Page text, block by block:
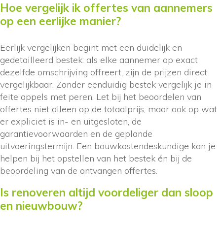
Hoe vergelijk ik offertes van aannemers
op een eerlijke manier?
Eerlijk vergelijken begint met een duidelijk en
gedetailleerd bestek: als elke aannemer op exact
dezelfde omschrijving offreert, zijn de prijzen direct
vergelijkbaar. Zonder eenduidig bestek vergelijk je in
feite appels met peren. Let bij het beoordelen van
offertes niet alleen op de totaalprijs, maar ook op wat
er expliciet is in- en uitgesloten, de
garantievoorwaarden en de geplande
uitvoeringstermijn. Een bouwkostendeskundige kan je
helpen bij het opstellen van het bestek én bij de
beoordeling van de ontvangen offertes.
Is renoveren altijd voordeliger dan sloop
en nieuwbouw?